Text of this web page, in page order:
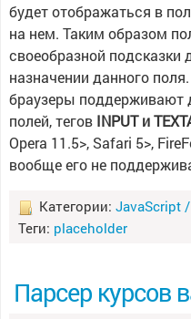
будет отображаться в
на нем. Таким образом
своеобразной подсказки
назначении данного
браузеры поддерживают
полей, тегов INPUT и
Opera 11.5>, Safari 5>,
вообще его не
Категории: JavaScript
Теги: placeholder
Парсер курсов